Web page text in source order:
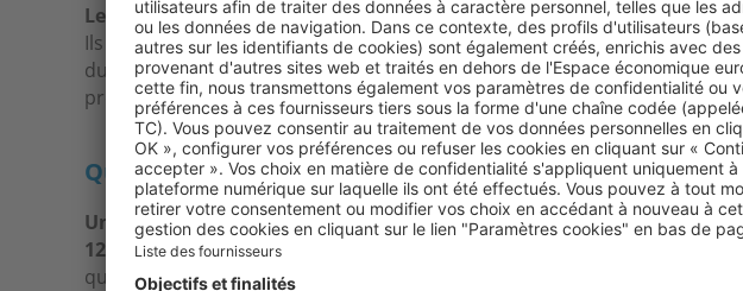
Le centre-ville de Caen est, sans conteste, le secteur de prédilection
Ils souhaitent être proches des commerces et des services tout en
du cœur historique. Le quartier de la Pigacière est très prisé de par ses
programmes immobiliers neufs.
Quels biens à quels prix sur Caen ?
Un studio s’est récemment vendu à 92 000 € et un appartement F2 de
125 000 €.Une maison située dans le quartier de Chemin vert, au nord de
quant à elle, partie à 305 000 €.